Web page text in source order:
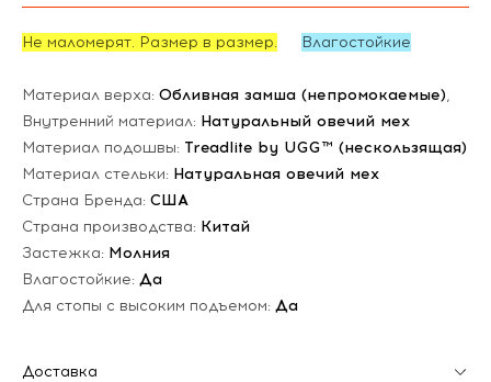
Не маломерят. Размер в размер. Влагостойкие
Материал верха: Обливная замша (непромокаемые),
Внутренний материал: Натуральный овечий мех
Материал подошвы: Treadlite by UGG™ (нескользящая)
Материал стельки: Натуральная овечий мех
Страна Бренда: США
Страна производства: Китай
Застежка: Молния
Влагостойкие: Да
Для стопы с высоким подъемом: Да
Доставка